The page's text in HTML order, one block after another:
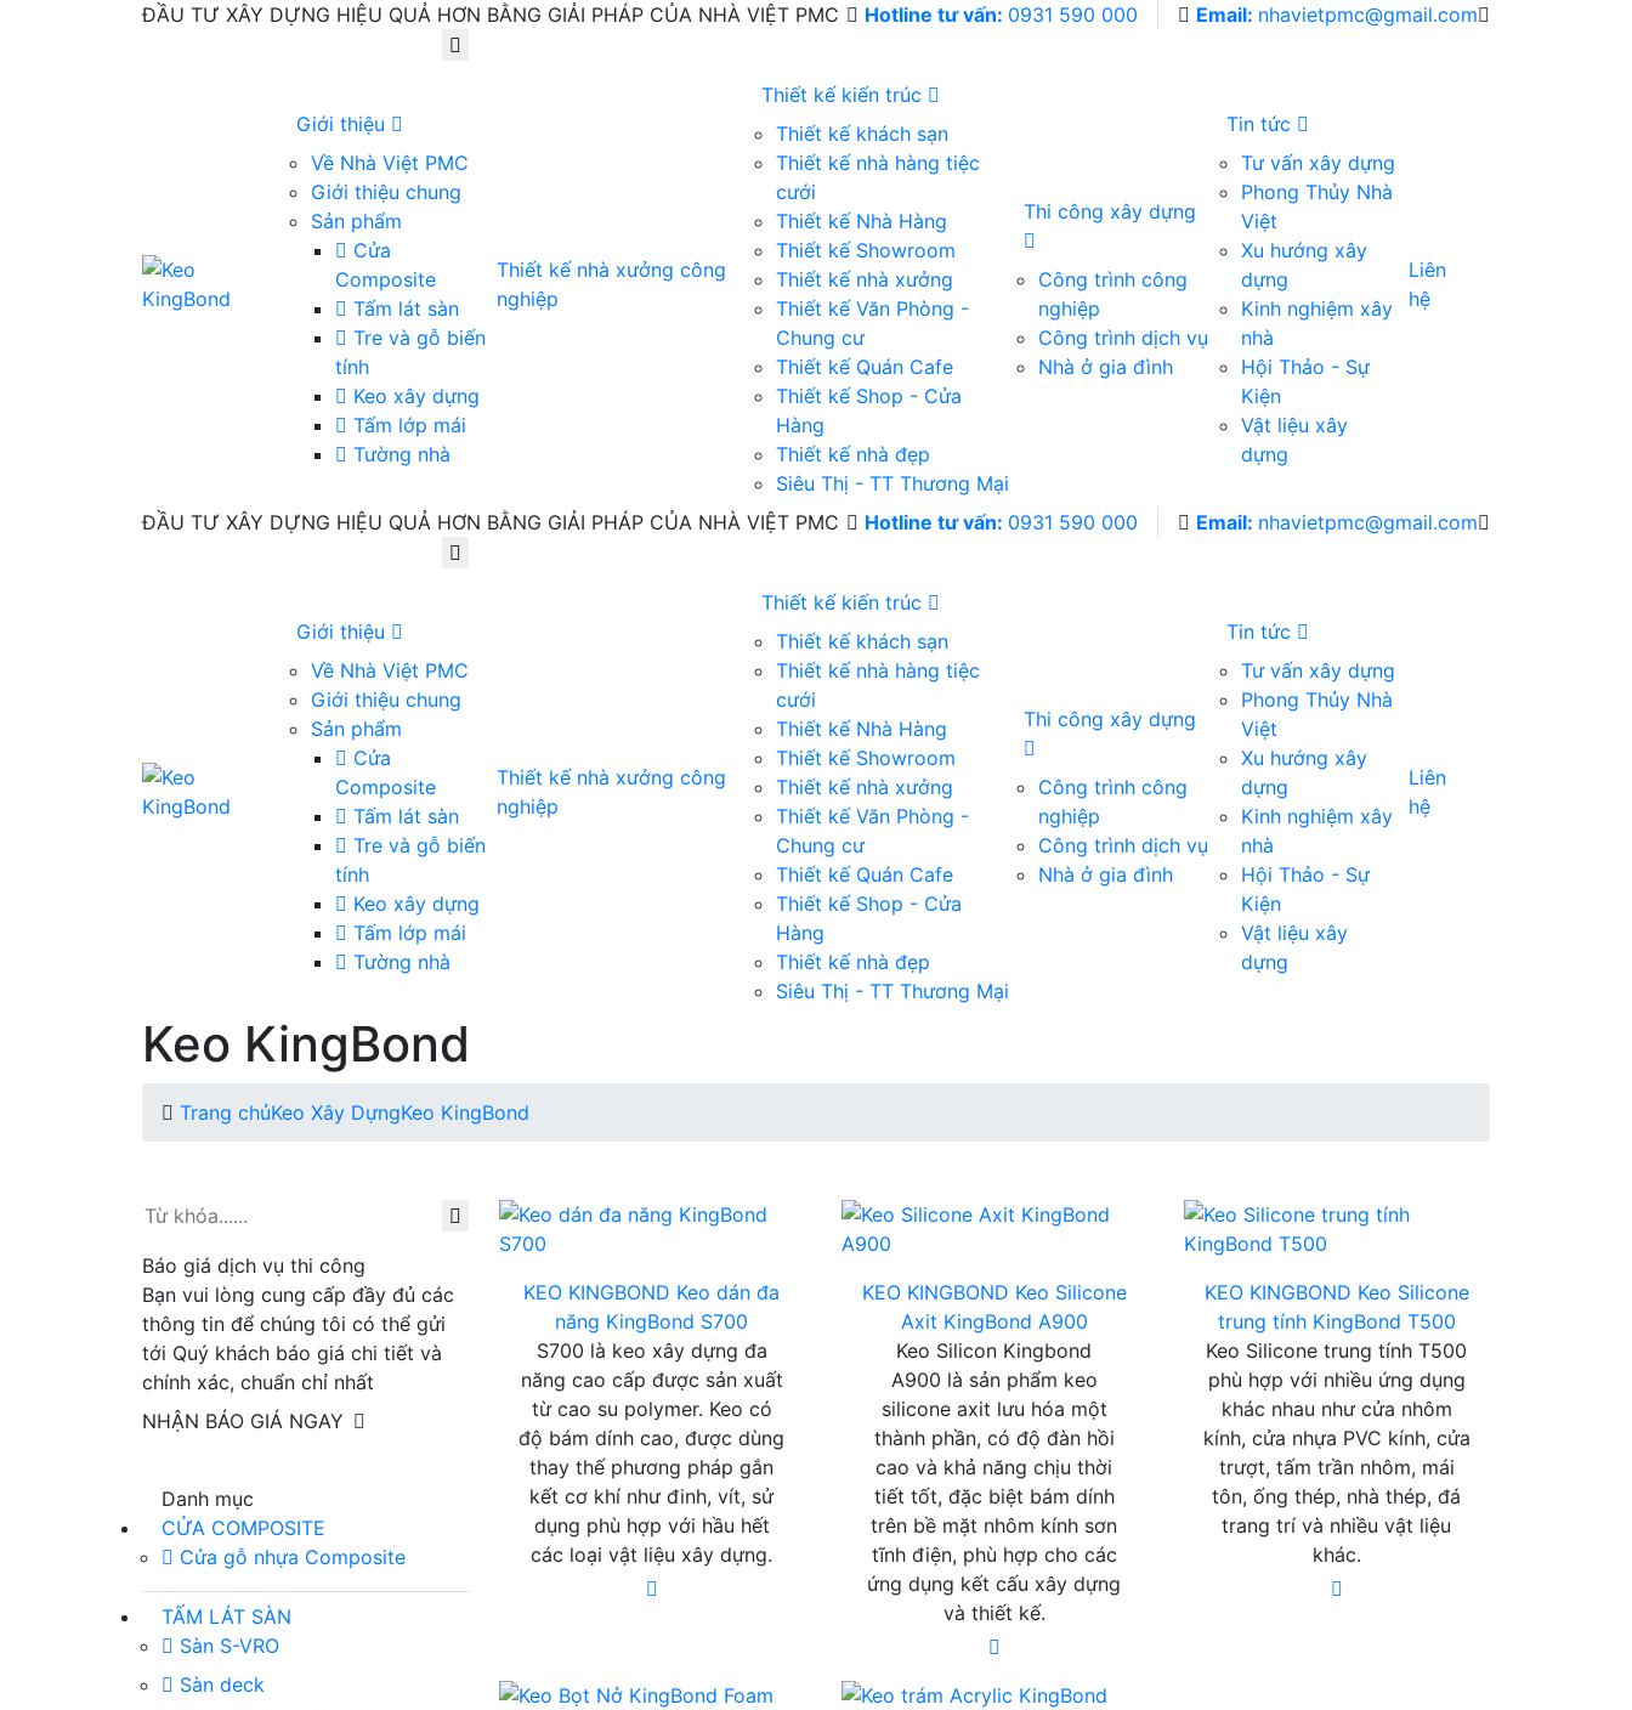
ĐẦU TƯ XÂY DỰNG HIỆU QUẢ HƠN BẰNG GIẢI PHÁP CỦA NHÀ VIỆT PMC Hotline tư vấn: 0931 590 000 Email: nhavietpmc@gmail.com
Giới thiệu
Về Nhà Việt PMC
Giới thiệu chung
Sản phẩm
Cửa
Composite
Tấm lát sàn
Tre và gỗ biến
tính
Keo xây dựng
Tấm lớp mái
Tường nhà
Thiết kế nhà xưởng công
nghiệp
Thiết kế kiến trúc
Thiết kế khách sạn
Thiết kế nhà hàng tiệc
cưới
Thiết kế Nhà Hàng
Thiết kế Showroom
Thiết kế nhà xưởng
Thiết kế Văn Phòng -
Chung cư
Thiết kế Quán Cafe
Thiết kế Shop - Cửa
Hàng
Thiết kế nhà đẹp
Siêu Thị - TT Thương Mại
Thi công xây dựng
Công trình công
nghiệp
Công trình dịch vụ
Nhà ở gia đình
Tin tức
Tư vấn xây dựng
Phong Thủy Nhà
Việt
Xu hướng xây
dựng
Kinh nghiệm xây
nhà
Hội Thảo - Sự
Kiện
Vật liệu xây
dựng
Liên
hệ
ĐẦU TƯ XÂY DỰNG HIỆU QUẢ HƠN BẰNG GIẢI PHÁP CỦA NHÀ VIỆT PMC Hotline tư vấn: 0931 590 000 Email: nhavietpmc@gmail.com
Giới thiệu
Về Nhà Việt PMC
Giới thiệu chung
Sản phẩm
Cửa
Composite
Tấm lát sàn
Tre và gỗ biến
tính
Keo xây dựng
Tấm lớp mái
Tường nhà
Thiết kế nhà xưởng công
nghiệp
Thiết kế kiến trúc
Thiết kế khách sạn
Thiết kế nhà hàng tiệc
cưới
Thiết kế Nhà Hàng
Thiết kế Showroom
Thiết kế nhà xưởng
Thiết kế Văn Phòng -
Chung cư
Thiết kế Quán Cafe
Thiết kế Shop - Cửa
Hàng
Thiết kế nhà đẹp
Siêu Thị - TT Thương Mại
Thi công xây dựng
Công trình công
nghiệp
Công trình dịch vụ
Nhà ở gia đình
Tin tức
Tư vấn xây dựng
Phong Thủy Nhà
Việt
Xu hướng xây
dựng
Kinh nghiệm xây
nhà
Hội Thảo - Sự
Kiện
Vật liệu xây
dựng
Liên
hệ
Keo KingBond
Trang chủKeo Xây DựngKeo KingBond
KEO KINGBOND Keo dán đa
năng KingBond S700
S700 là keo xây dựng đa
năng cao cấp được sản xuất
từ cao su polymer. Keo có
độ bám dính cao, được dùng
thay thế phương pháp gắn
kết cơ khí như đinh, vít, sử
dụng phù hợp với hầu hết
các loại vật liệu xây dựng.
KEO KINGBOND Keo Silicone
Axit KingBond A900
Keo Silicon Kingbond
A900 là sản phẩm keo
silicone axit lưu hóa một
thành phần, có độ đàn hồi
cao và khả năng chịu thời
tiết tốt, đặc biệt bám dính
trên bề mặt nhôm kính sơn
tĩnh điện, phù hợp cho các
ứng dụng kết cấu xây dựng
và thiết kế.
KEO KINGBOND Keo Silicone
trung tính KingBond T500
Keo Silicone trung tính T500
phù hợp với nhiều ứng dụng
khác nhau như cửa nhôm
kính, cửa nhựa PVC kính, cửa
trượt, tấm trần nhôm, mái
tôn, ống thép, nhà thép, đá
trang trí và nhiều vật liệu
khác.
Báo giá dịch vụ thi công
Bạn vui lòng cung cấp đầy đủ các
thông tin để chúng tôi có thể gửi
tới Quý khách báo giá chi tiết và
chính xác, chuẩn chỉ nhất
NHẬN BÁO GIÁ NGAY
Danh mục
CỬA COMPOSITE
Cửa gỗ nhựa Composite
TẤM LÁT SÀN
Sàn S-VRO
Sàn deck